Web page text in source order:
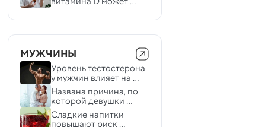
бесплодию
химиотерапии
МУЖЧИНЫ
Уровень тестостерона
у мужчин влияет на
половое влечение не
так, как все думали
Названа причина, по
которой девушки
отдают предпочтение
более взрослым
Сладкие напитки
повышают риск